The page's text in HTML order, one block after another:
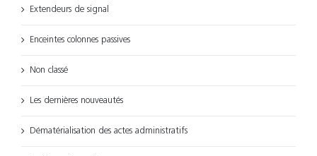
Extendeurs de signal
Enceintes colonnes passives
Non classé
Les dernières nouveautés
Dématérialisation des actes administratifs